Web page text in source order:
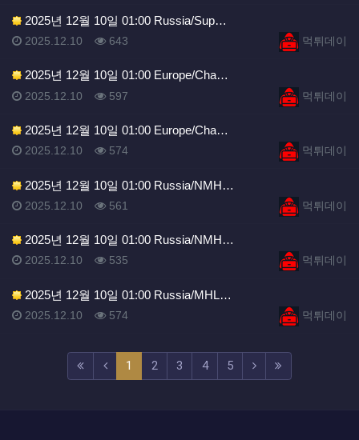
2025년 12월 10일 01:00 Russia/Sup…
등록자먹튀데이
등록일
2025.12.10 조회
643
2025년 12월 10일 01:00 Europe/Cha…
등록자먹튀데이
등록일
2025.12.10 조회
597
2025년 12월 10일 01:00 Europe/Cha…
등록자먹튀데이
등록일
2025.12.10 조회
574
2025년 12월 10일 01:00 Russia/NMH…
등록자먹튀데이
등록일
2025.12.10 조회
561
2025년 12월 10일 01:00 Russia/NMH…
등록자먹튀데이
등록일
2025.12.10 조회
535
2025년 12월 10일 01:00 Russia/MHL…
등록자먹튀데이
등록일
2025.12.10 조회
574
1 (current)
2 3 4 5 (next)